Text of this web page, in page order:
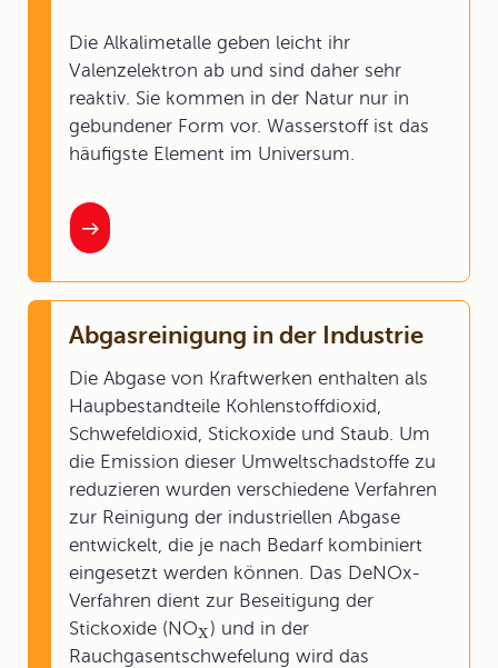
Die Alkalimetalle geben leicht ihr
Valenzelektron ab und sind daher sehr
reaktiv. Sie kommen in der Natur nur in
gebundener Form vor. Wasserstoff ist das
häufigste Element im Universum.
Abgasreinigung in der Industrie
Die Abgase von Kraftwerken enthalten als
Haupbestandteile Kohlenstoffdioxid,
Schwefeldioxid, Stickoxide und Staub. Um
die Emission dieser Umweltschadstoffe zu
reduzieren wurden verschiedene Verfahren
zur Reinigung der industriellen Abgase
entwickelt, die je nach Bedarf kombiniert
eingesetzt werden können. Das DeNOx-
Verfahren dient zur Beseitigung der
Stickoxide (NOX) und in der
Rauchgasentschwefelung wird das